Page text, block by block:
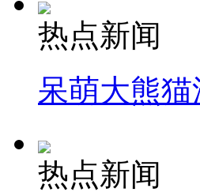
热点新闻
呆萌大熊
热点新闻